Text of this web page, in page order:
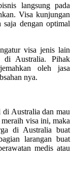
langsung pada
Visa kunjungan
dengan optimal
visa jenis lain
di Australia. Pihak
oleh jasa
nya.
Australia dan mau
visa ini, maka
di Australia buat
larangan buat
medis atau